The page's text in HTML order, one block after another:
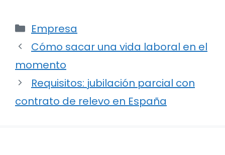
Categorías
Empresa
Navegación
de
entradas
Cómo sacar una vida laboral en el
momento
Requisitos: jubilación parcial con
contrato de relevo en España